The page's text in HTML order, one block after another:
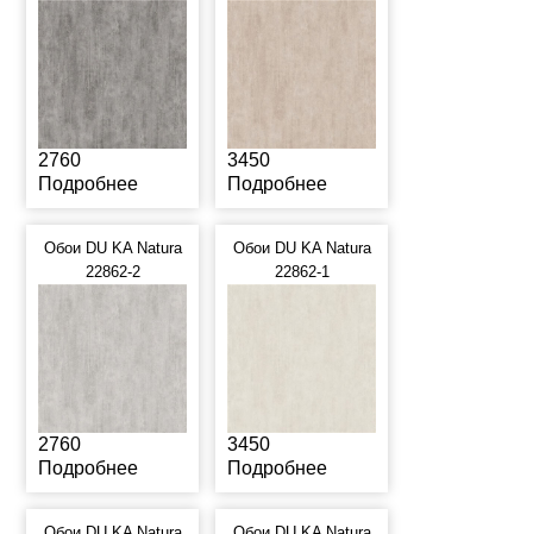
2760
Подробнее
3450
Подробнее
Обои DU KA Natura
22862-2
2760
Подробнее
Обои DU KA Natura
22862-1
3450
Подробнее